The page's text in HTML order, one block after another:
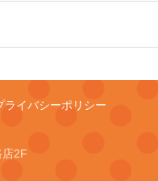
ライバシーポリシー
2F